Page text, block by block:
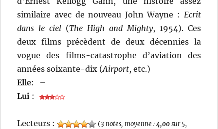
similaire avec de nouveau John Wayne : Ecrit
dans le ciel (The High and Mighty, 1954). Ces
deux films précèdent de deux décennies la
vogue des films-catastrophe d’aviation des
années soixante-dix (Airport, etc.)
Elle:
–
Lui :
Lecteurs : (3 notes, moyenne :4,00sur 5,